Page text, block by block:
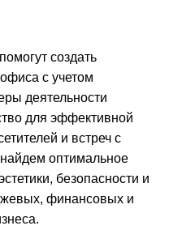
создать
с учетом
деятельности
для эффективной
и встреч с
оптимальное
безопасности и
финансовых и